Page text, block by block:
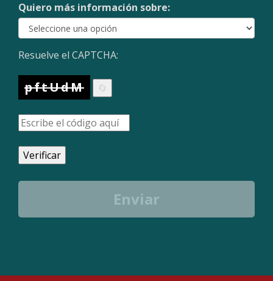
Quiero más información sobre:
Resuelve el CAPTCHA:
pftUdM
Verificar
Enviar